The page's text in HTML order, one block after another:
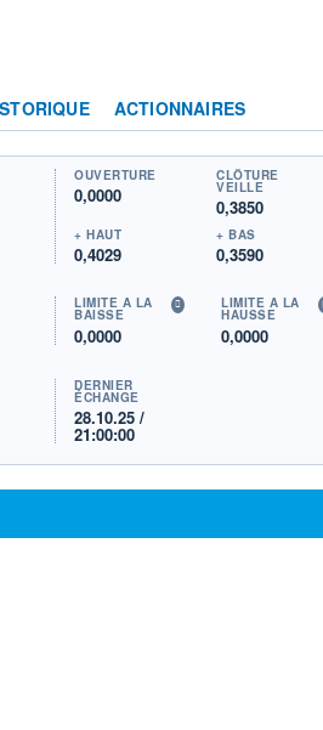
ACTIONNAIRES
OUVERTURE
0,0000
CLÔTURE
VEILLE
0,3850
+ HAUT
0,4029
+ BAS
0,3590
LIMITE À LA
BAISSE
0,0000
LIMITE À LA
HAUSSE
0,0000
DERNIER
ÉCHANGE
28.10.25 /
21:00:00